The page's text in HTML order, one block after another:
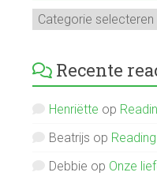
Mijn
verhalen
Recente
Henriëtte op
Beatrijs op
Debbie op Onze